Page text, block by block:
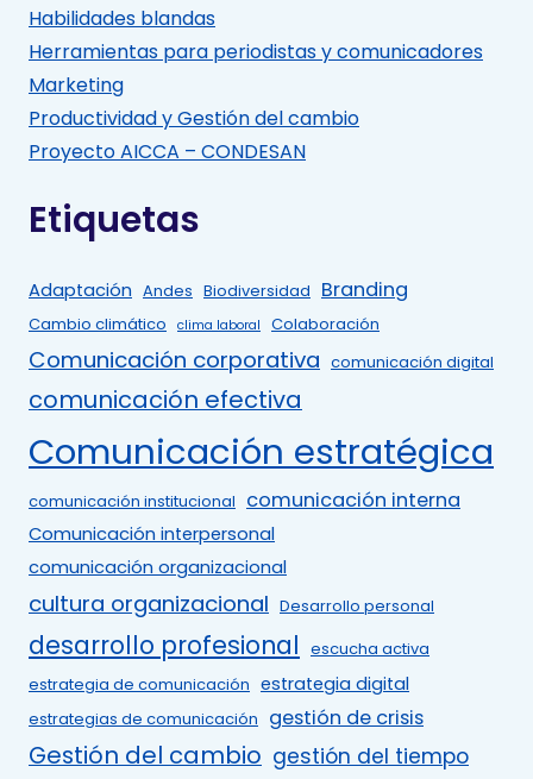
Habilidades blandas
Herramientas para periodistas y comunicadores
Marketing
Productividad y Gestión del cambio
Proyecto AICCA – CONDESAN
Etiquetas
Adaptación Andes Biodiversidad Branding
Cambio climático clima laboral Colaboración
Comunicación corporativa comunicación digital
comunicación efectiva
Comunicación estratégica
comunicación institucional comunicación interna
Comunicación interpersonal
comunicación organizacional
cultura organizacional Desarrollo personal
desarrollo profesional escucha activa
estrategia de comunicación estrategia digital
estrategias de comunicación gestión de crisis
Gestión del cambio gestión del tiempo